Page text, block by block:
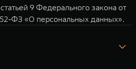
9 Федерального закона от
ФЗ «О персональных данных».